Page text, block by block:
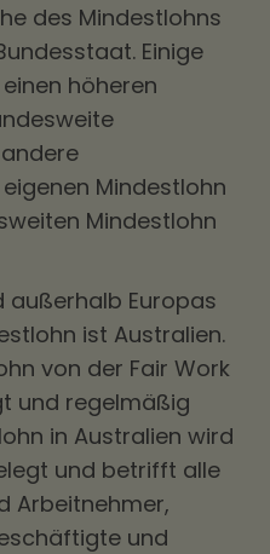
des Mindestlohns
Einige
höheren
Mindestlohn
Mindestlohn
außerhalb Europas
ist Australien.
von der Fair Work
und regelmäßig
in Australien wird
und betrifft alle
Arbeitnehmer,
und